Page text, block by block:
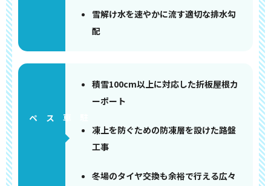
雪解け水を速やかに流す適切な排水勾
配
積雪100cm以上に対応した折板屋根カ
ーポート
凍上を防ぐための防凍層を設けた路盤
工事
冬場のタイヤ交換も余裕で行える広々